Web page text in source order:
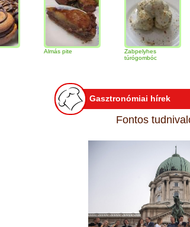
Zabpelyhes
túrógombóc
Gasztronómiai hírek
Fontos